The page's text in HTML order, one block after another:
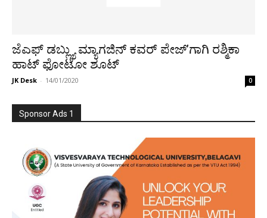
ಜೆಎಫ್ ಡಬ್ಲ್ಯು ಮ್ಯಾಗಜಿನ್ ಕವರ್ ಪೇಜ್’ಗಾಗಿ ರಶ್ಮಿಕಾ
ಹಾಟ್ ಫೋಟೋ ಶೂಟ್
JK Desk - 14/01/2020 0
Sponsor Ads 1